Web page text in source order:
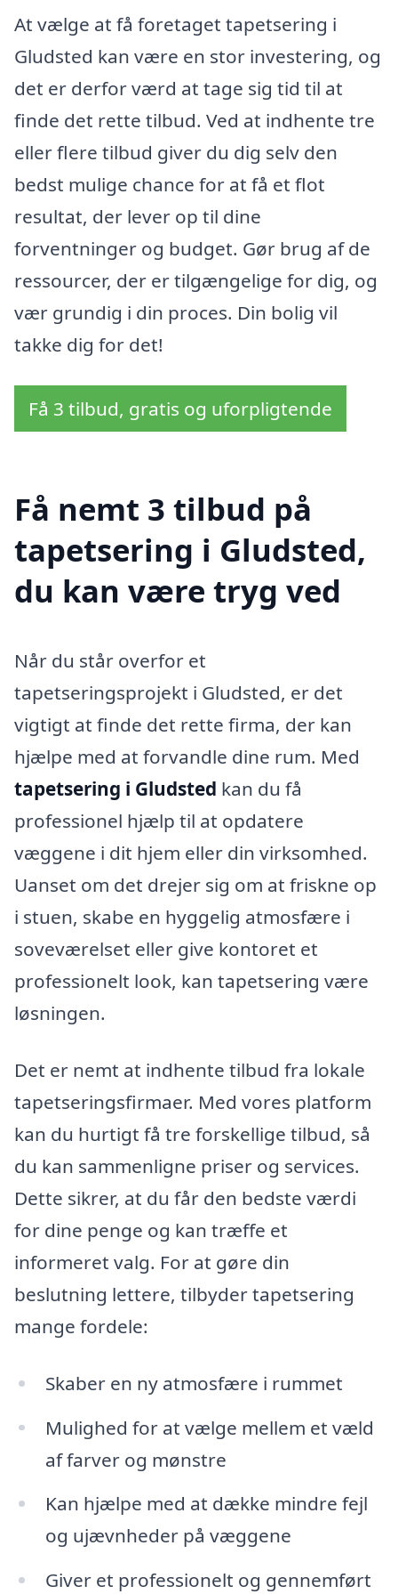
At vælge at få foretaget tapetsering i
Gludsted kan være en stor investering, og
det er derfor værd at tage sig tid til at
finde det rette tilbud. Ved at indhente tre
eller flere tilbud giver du dig selv den
bedst mulige chance for at få et flot
resultat, der lever op til dine
forventninger og budget. Gør brug af de
ressourcer, der er tilgængelige for dig, og
vær grundig i din proces. Din bolig vil
takke dig for det!
Få 3 tilbud, gratis og uforpligtende
Få nemt 3 tilbud på
tapetsering i Gludsted,
du kan være tryg ved
Når du står overfor et
tapetseringsprojekt i Gludsted, er det
vigtigt at finde det rette firma, der kan
hjælpe med at forvandle dine rum. Med
tapetsering i Gludsted kan du få
professionel hjælp til at opdatere
væggene i dit hjem eller din virksomhed.
Uanset om det drejer sig om at friskne op
i stuen, skabe en hyggelig atmosfære i
soveværelset eller give kontoret et
professionelt look, kan tapetsering være
løsningen.
Det er nemt at indhente tilbud fra lokale
tapetseringsfirmaer. Med vores platform
kan du hurtigt få tre forskellige tilbud, så
du kan sammenligne priser og services.
Dette sikrer, at du får den bedste værdi
for dine penge og kan træffe et
informeret valg. For at gøre din
beslutning lettere, tilbyder tapetsering
mange fordele:
Skaber en ny atmosfære i rummet
Mulighed for at vælge mellem et væld
af farver og mønstre
Kan hjælpe med at dække mindre fejl
og ujævnheder på væggene
Giver et professionelt og gennemført